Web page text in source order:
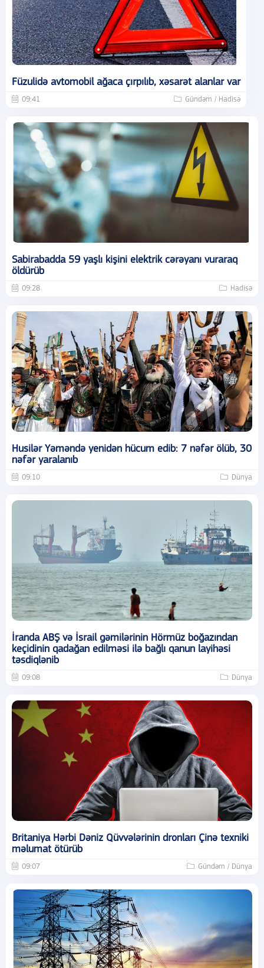
Füzulidə avtomobil ağaca çırpılıb, xəsarət alanlar var
09:41 Gündəm / Hadisə
Sabirabadda 59 yaşlı kişini elektrik cərəyanı vuraraq
öldürüb
09:28 Hadisə
Husilər Yəməndə yenidən hücum edib: 7 nəfər ölüb, 30
nəfər yaralanıb
09:10 Dünya
İranda ABŞ və İsrail gəmilərinin Hörmüz boğazından
keçidinin qadağan edilməsi ilə bağlı qanun layihəsi
təsdiqlənib
09:08 Dünya
Britaniya Hərbi Dəniz Qüvvələrinin dronları Çinə texniki
məlumat ötürüb
09:07 Gündəm / Dünya